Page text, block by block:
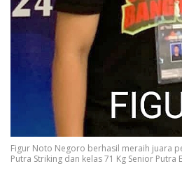
Figur Noto Negoro berhasil meraih juara
Putra Striking dan kelas 71 Kg Senior Putra